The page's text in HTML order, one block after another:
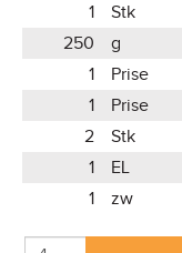
1
Stk
250
g
1
Prise
1
Prise
2
Stk
1
EL
1
zw